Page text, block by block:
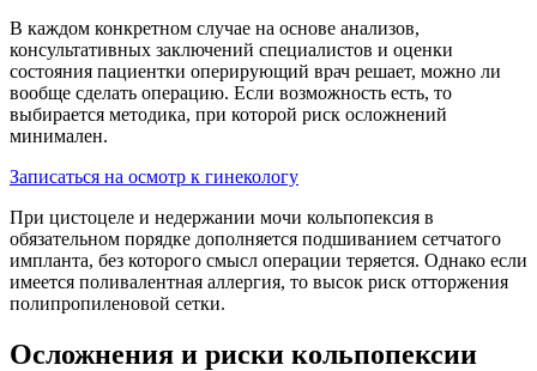
В каждом конкретном случае на основе анализов,
консультативных заключений специалистов и оценки
состояния пациентки оперирующий врач решает, можно ли
вообще сделать операцию. Если возможность есть, то
выбирается методика, при которой риск осложнений
минимален.
Записаться на осмотр к гинекологу
При цистоцеле и недержании мочи кольпопексия в
обязательном порядке дополняется подшиванием сетчатого
импланта, без которого смысл операции теряется. Однако если
имеется поливалентная аллергия, то высок риск отторжения
полипропиленовой сетки.
Осложнения и риски кольпопексии